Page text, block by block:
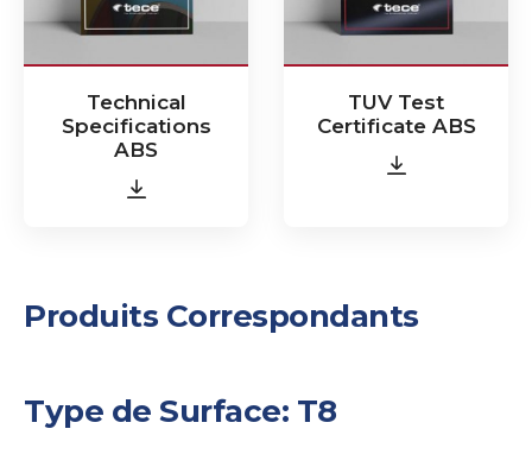
Technical
Specifications
ABS
TUV Test
Certificate ABS
Produits Correspondants
Type de Surface: T8